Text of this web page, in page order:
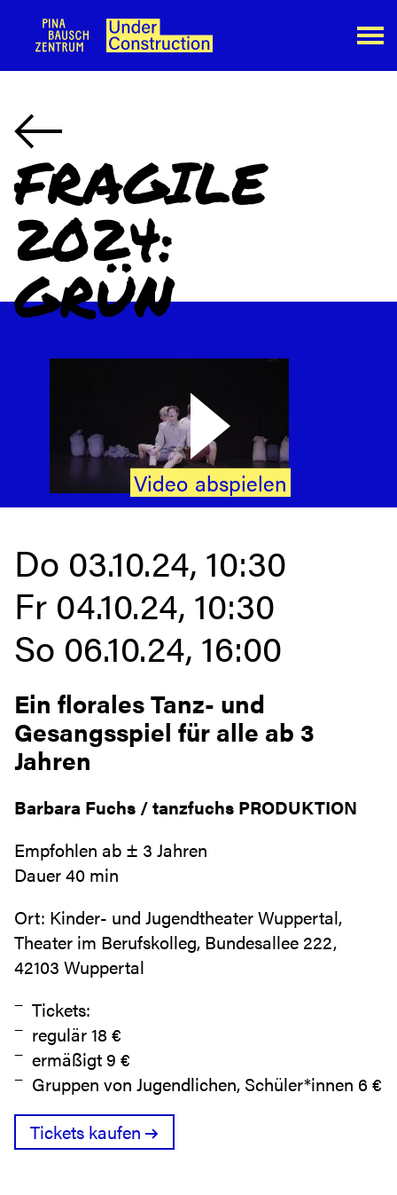
FRAGILE
2024:
GRÜN
Video abspielen
Do 03.10.24, 10:30
Fr 04.10.24, 10:30
So 06.10.24, 16:00
Ein florales Tanz- und
Gesangsspiel für alle ab 3
Jahren
Barbara Fuchs / tanzfuchs PRODUKTION
Empfohlen ab ± 3 Jahren
Dauer 40 min
Ort: Kinder- und Jugendtheater Wuppertal,
Theater im Berufskolleg, Bundesallee 222,
42103 Wuppertal
Tickets:
regulär 18 €
ermäßigt 9 €
Gruppen von Jugendlichen, Schüler*innen 6 €
Tickets kaufen